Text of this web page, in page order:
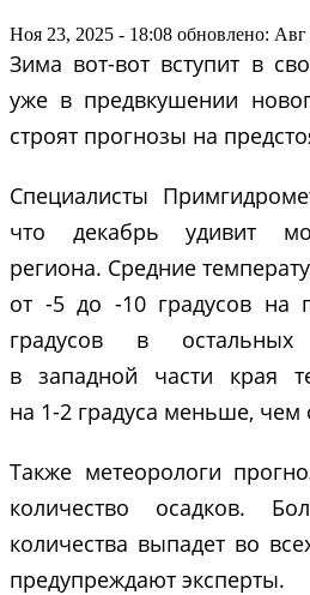
Ноя 23, 2025 - 18:08 обновлено: Авг
Зима вот-вот вступит в
уже в предвкушении
строят прогнозы на
Специалисты
что декабрь удивит
региона. Средние
от -5 до -10 градусов на
градусов в
в западной части края
на 1-2 градуса меньше,
Также метеорологи
количество осадков.
количества выпадет во
предупреждают эксперты.